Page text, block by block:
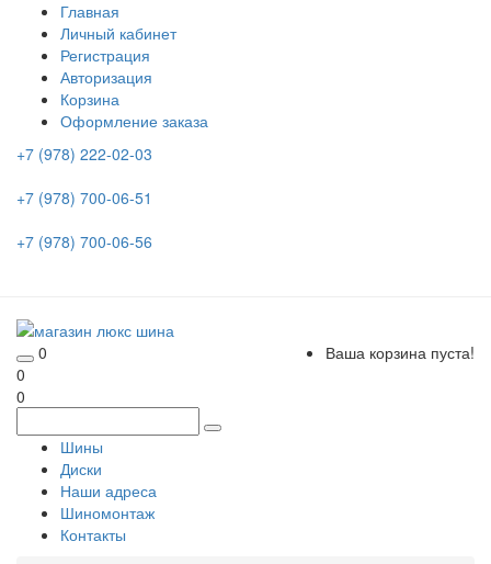
Главная
Личный кабинет
Регистрация
Авторизация
Корзина
Оформление заказа
+7 (978) 222-02-03
+7 (978) 700-06-51
+7 (978) 700-06-56
0
Ваша корзина пуста!
0
0
Шины
Диски
Наши адреса
Шиномонтаж
Контакты